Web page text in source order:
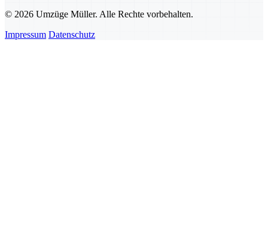
© 2026 Umzüge Müller. Alle Rechte vorbehalten.
Impressum Datenschutz